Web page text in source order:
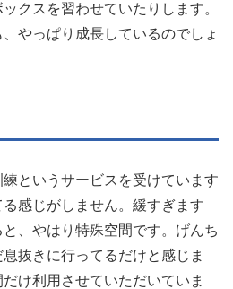
クスを習わせていたりします。
やっぱり成長しているのでしょ
というサービスを受けています
感じがしません。緩すぎます
、やはり特殊空間です。げんち
抜きに行ってるだけと感じま
け利用させていただいていま